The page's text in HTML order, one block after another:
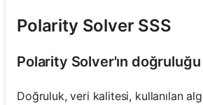
Polarity Solver SSS
Polarity Solver'ın
Doğruluk, veri kalitesi, kullanılan